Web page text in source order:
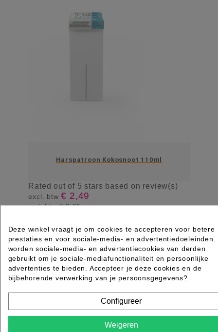
Harspatroon Kokosnoot 110ml
Ratedout of 5 stars based on review(s)
excl. btw€ 2,49
incl. btw€ 3,01
IN WINKELWAGEN
Deze winkel vraagt je om cookies te accepteren voor betere
prestaties en voor sociale-media- en advertentiedoeleinden.
worden sociale-media- en advertentiecookies van derden
gebruikt om je sociale-mediafunctionaliteit en persoonlijke
advertenties te bieden. Accepteer je deze cookies en de
bijbehorende verwerking van je persoonsgegevens?
Configureer
Weigeren